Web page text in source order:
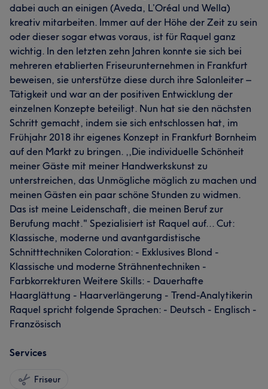
dabei auch an einigen (Aveda, L’Oréal und Wella)
kreativ mitarbeiten. Immer auf der Höhe der Zeit zu sein
oder dieser sogar etwas voraus, ist für Raquel ganz
wichtig. In den letzten zehn Jahren konnte sie sich bei
mehreren etablierten Friseurunternehmen in Frankfurt
beweisen, sie unterstütze diese durch ihre Salonleiter –
Tätigkeit und war an der positiven Entwicklung der
einzelnen Konzepte beteiligt. Nun hat sie den nächsten
Schritt gemacht, indem sie sich entschlossen hat, im
Frühjahr 2018 ihr eigenes Konzept in Frankfurt Bornheim
auf den Markt zu bringen. ,,Die individuelle Schönheit
meiner Gäste mit meiner Handwerkskunst zu
unterstreichen, das Unmögliche möglich zu machen und
meinen Gästen ein paar schöne Stunden zu widmen.
Das ist meine Leidenschaft, die meinen Beruf zur
Berufung macht." Spezialisiert ist Raquel auf... Cut:
Klassische, moderne und avantgardistische
Schnitttechniken Coloration: - Exklusives Blond -
Klassische und moderne Strähnentechniken -
Farbkorrekturen Weitere Skills: - Dauerhafte
Haarglättung - Haarverlängerung - Trend-Analytikerin
Raquel spricht folgende Sprachen: - Deutsch - Englisch -
Französisch
Services
Friseur